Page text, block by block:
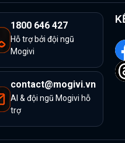
1800 646 427
Hỗ trợ bởi đội ngũ
Mogivi
contact@mogivi.vn
AI & đội ngũ Mogivi hỗ
trợ